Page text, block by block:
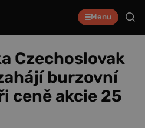
Menu
Czechoslovak
burzovní
ceně akcie 25